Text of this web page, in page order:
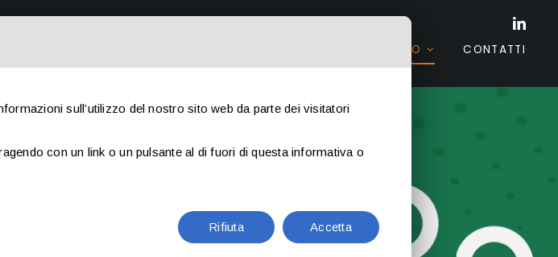
LINEE DI PRODOTTO CONTATTI
sull’utilizzo del nostro sito web da parte dei visitatori
con un link o un pulsante al di fuori di questa informativa o
Rifiuta Accetta